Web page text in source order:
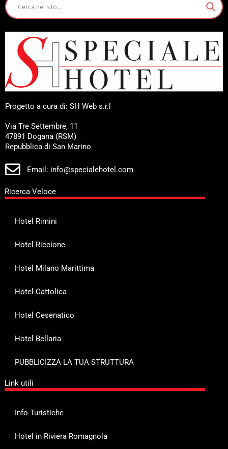
Progetto a cura di: SH Web s.r.l
Via Tre Settembre, 11
47891 Dogana (RSM)
Repubblica di San Marino
Email: info@specialehotel.com
Ricerca Veloce
Hotel Rimini
Hotel Riccione
Hotel Milano Marittima
Hotel Cattolica
Hotel Cesenatico
Hotel Bellaria
PUBBLICIZZA LA TUA STRUTTURA
Link utili
Info Turistiche
Hotel in Riviera Romagnola